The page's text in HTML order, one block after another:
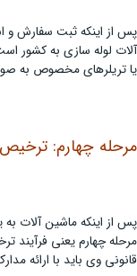
پس از اینکه ثبت سفارش و
آلات لوله سازی به کشور
یا تریلرهای مخصوص به
مرحله چهارم:
پس از اینکه ماشین آلات
مرحله چهارم یعنی فرآیند
قانونی وی باید با ارائه